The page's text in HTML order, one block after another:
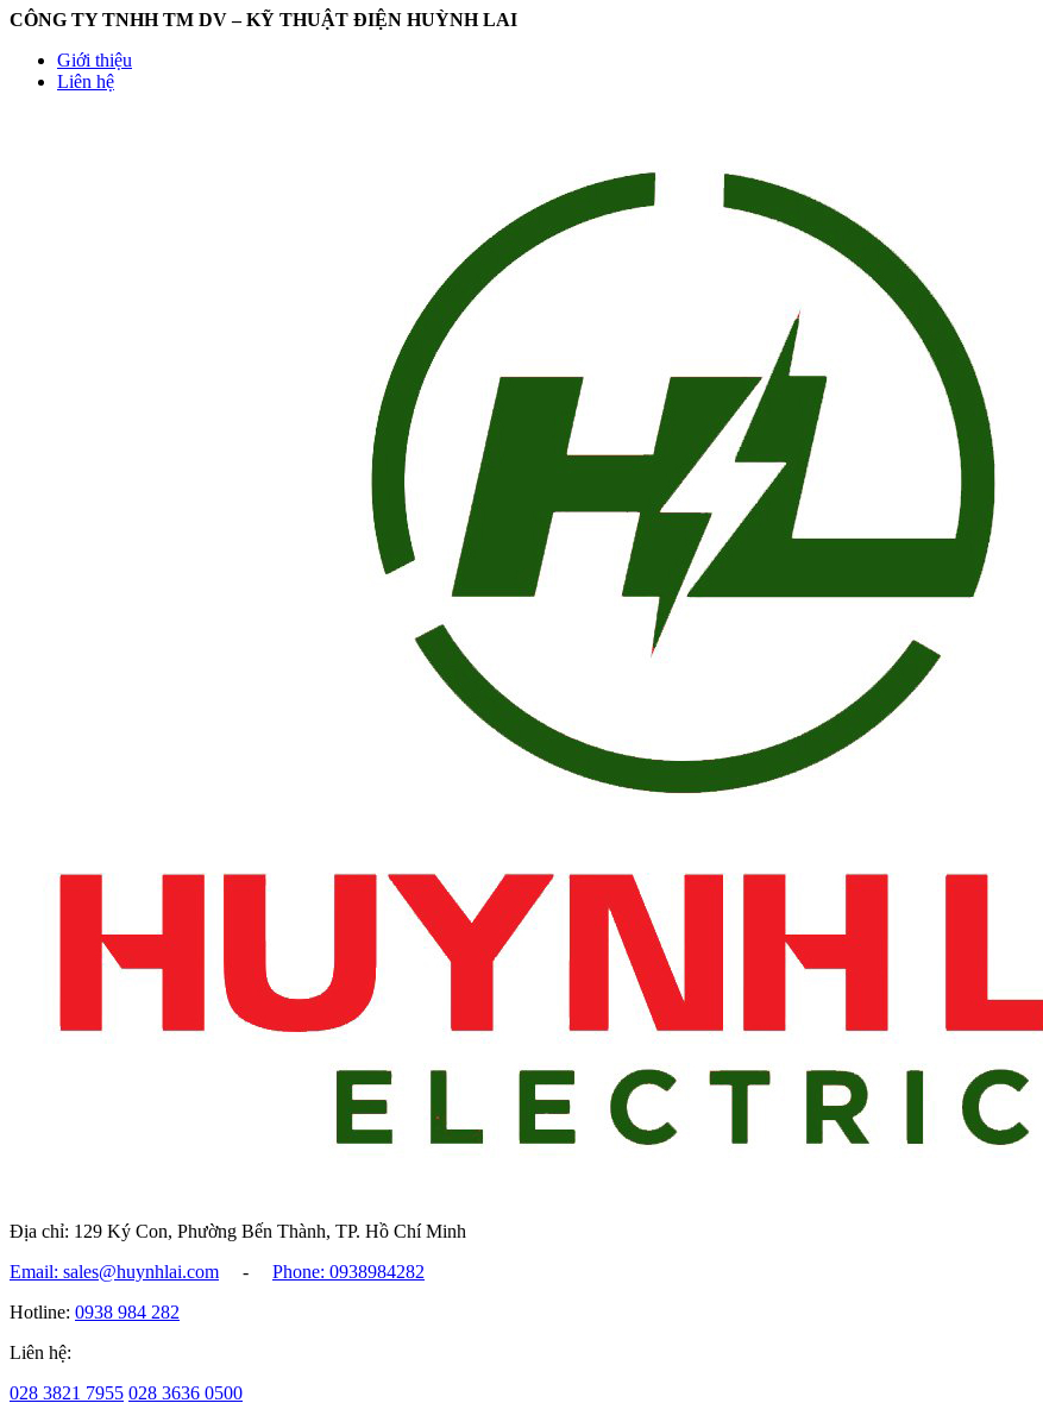
CÔNG TY TNHH TM DV – KỸ THUẬT ĐIỆN HUỲNH LAI
Giới thiệu
Liên hệ
Địa chỉ: 129 Ký Con, Phường Bến Thành, TP. Hồ Chí Minh
Email: sales@huynhlai.com
-
Phone: 0938984282
Hotline: 0938 984 282
Liên hệ:
028 3821 7955 028 3636 0500